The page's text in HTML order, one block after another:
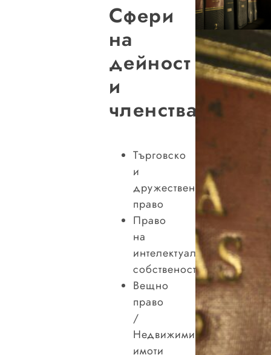
Сфери
на
дейност
и
членства
Търговско
и
дружествено
право
Право
на
интелектуалната
собственост
Вещно
право
/
Недвижими
имоти